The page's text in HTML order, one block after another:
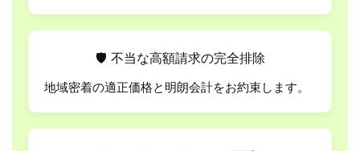
🛡 不当な高額請求の完全排除
地域密着の適正価格と明朗会計をお約束します。